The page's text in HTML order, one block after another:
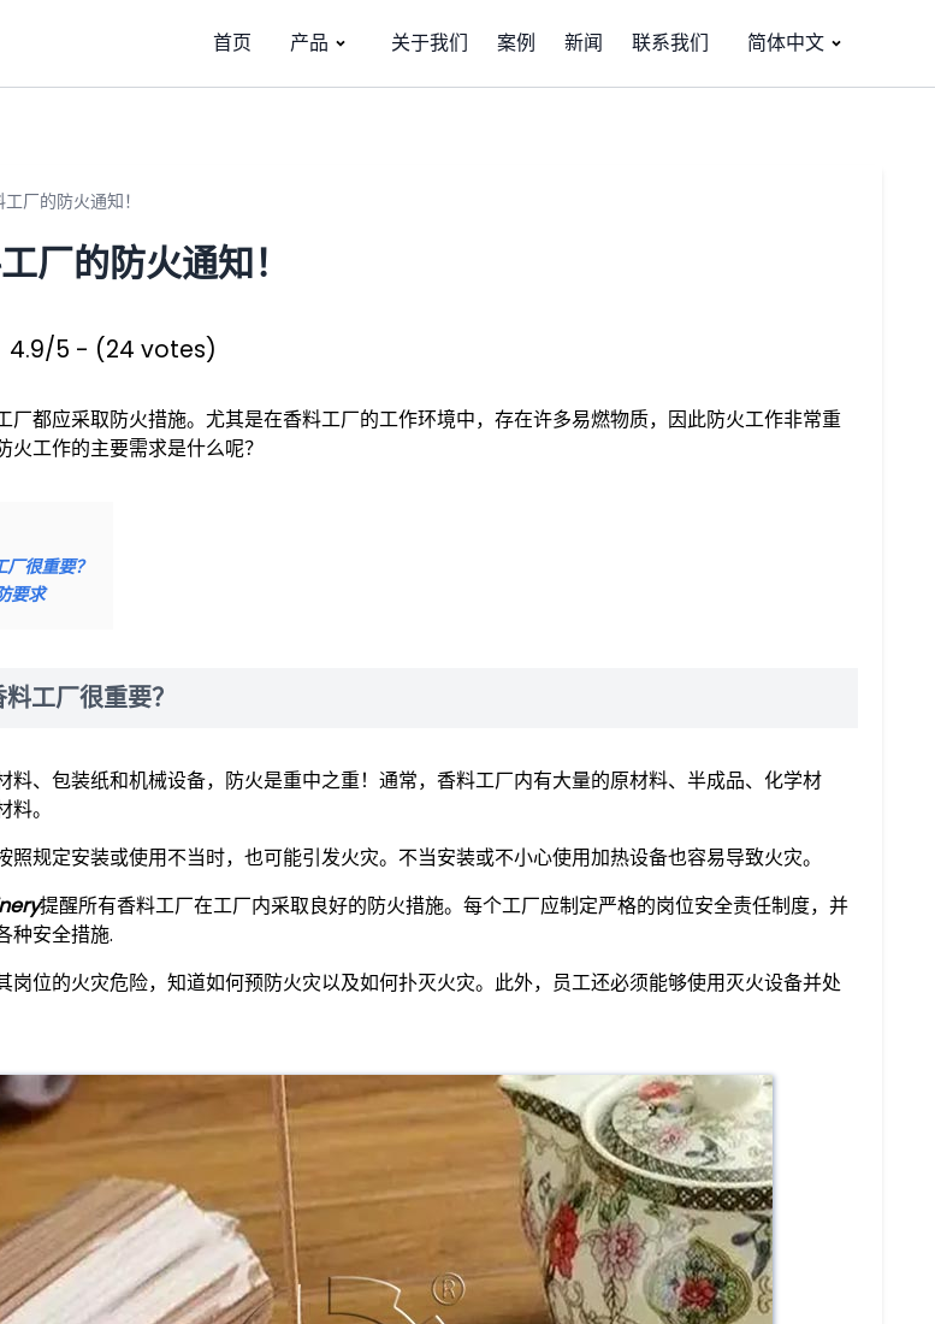
首页 产品 关于我们 案例 新闻 联系我们 简体中文
厂的防火通知！
厂的防火通知！
4.9/5 - (24 votes)
厂都应采取防火措施。尤其是在香料工厂的工作环境中，存在许多易燃物质，因此防火工作非常重
火工作的主要需求是什么呢？
很重要？
要求
工厂很重要？
料、包装纸和机械设备，防火是重中之重！通常，香料工厂内有大量的原材料、半成品、化学材
。
照规定安装或使用不当时，也可能引发火灾。不当安装或不小心使用加热设备也容易导致火灾。
提醒所有香料工厂在工厂内采取良好的防火措施。每个工厂应制定严格的岗位安全责任制度，并
种安全措施.
岗位的火灾危险，知道如何预防火灾以及如何扑灭火灾。此外，员工还必须能够使用灭火设备并处